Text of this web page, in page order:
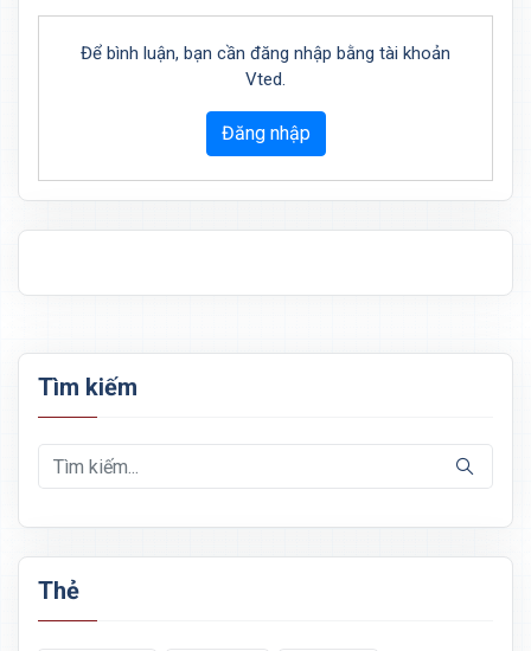
Để bình luận, bạn cần đăng nhập bằng tài khoản
Vted.
Đăng nhập
Tìm kiếm
Thẻ